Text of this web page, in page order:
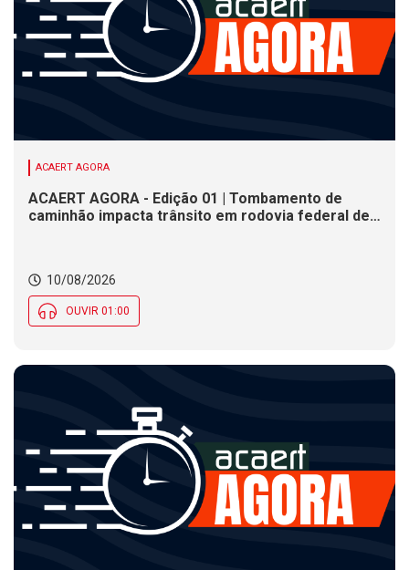
ACAERT AGORA
ACAERT AGORA - Edição 01 | Tombamento de
caminhão impacta trânsito em rodovia federal de
SC 10/08/2026
OUVIR 01:00